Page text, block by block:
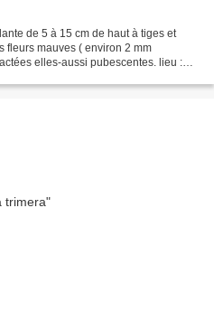
de 5 à 15 cm de haut à tiges et
fleurs mauves ( environ 2 mm
elles-aussi pubescentes. lieu :